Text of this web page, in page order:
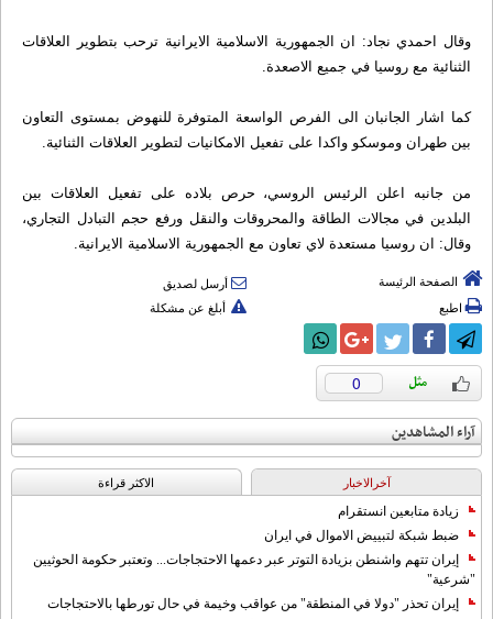
وقال احمدي نجاد: ان الجمهورية الاسلامية الايرانية ترحب بتطوير العلاقات
الثنائية مع روسيا في جميع الاصعدة.
كما اشار الجانبان الى الفرص الواسعة المتوفرة للنهوض بمستوى التعاون
بين طهران وموسكو واكدا على تفعيل الامكانيات لتطوير العلاقات الثنائية.
من جانبه اعلن الرئيس الروسي، حرص بلاده على تفعيل العلاقات بين
البلدين في مجالات الطاقة والمحروقات والنقل ورفع حجم التبادل التجاري،
وقال: ان روسيا مستعدة لاي تعاون مع الجمهورية الاسلامية الايرانية.
الصفحة الرئيسة
أرسل لصديق
اطبع
أبلغ عن مشكلة
0
آراء المشاهدين
آخرالاخبار الاکثر قراءة
زيادة متابعين انستقرام
ضبط شبكة لتبييض الاموال في ايران
إيران تتهم واشنطن بزيادة التوتر عبر دعمها الاحتجاجات... وتعتبر حكومة الحوثيين
"شرعية"
إيران تحذر "دولا في المنطقة" من عواقب وخيمة في حال تورطها بالاحتجاجات